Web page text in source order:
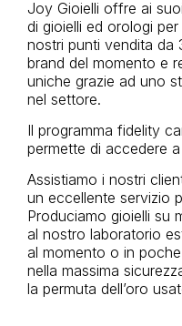
Joy Gioielli offre ai
di gioielli ed orologi
nostri punti vendita da
brand del momento e
uniche grazie ad uno
nel settore.
Il programma fidelity
permette di accedere
Assistiamo i nostri
un eccellente servizio
Produciamo gioielli su
al nostro laboratorio
al momento o in
nella massima
la permuta dell’oro